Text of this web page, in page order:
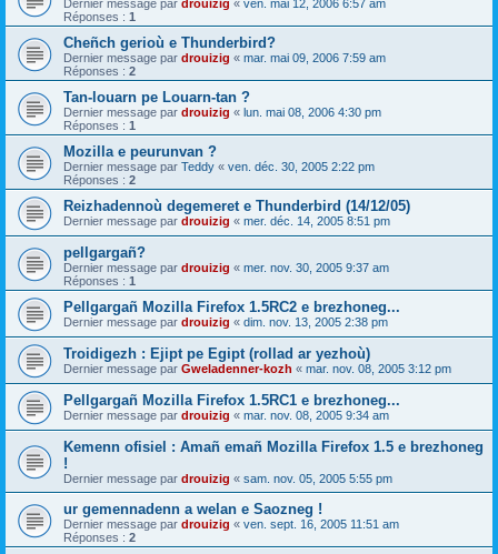
Dernier message par drouizig « ven. mai 12, 2006 6:57 am
Réponses : 1
Cheñch gerioù e Thunderbird?
Dernier message par drouizig « mar. mai 09, 2006 7:59 am
Réponses : 2
Tan-louarn pe Louarn-tan ?
Dernier message par drouizig « lun. mai 08, 2006 4:30 pm
Réponses : 1
Mozilla e peurunvan ?
Dernier message par Teddy « ven. déc. 30, 2005 2:22 pm
Réponses : 2
Reizhadennoù degemeret e Thunderbird (14/12/05)
Dernier message par drouizig « mer. déc. 14, 2005 8:51 pm
pellgargañ?
Dernier message par drouizig « mer. nov. 30, 2005 9:37 am
Réponses : 1
Pellgargañ Mozilla Firefox 1.5RC2 e brezhoneg...
Dernier message par drouizig « dim. nov. 13, 2005 2:38 pm
Troidigezh : Ejipt pe Egipt (rollad ar yezhoù)
Dernier message par Gweladenner-kozh « mar. nov. 08, 2005 3:12 pm
Pellgargañ Mozilla Firefox 1.5RC1 e brezhoneg...
Dernier message par drouizig « mar. nov. 08, 2005 9:34 am
Kemenn ofisiel : Amañ emañ Mozilla Firefox 1.5 e brezhoneg
!
Dernier message par drouizig « sam. nov. 05, 2005 5:55 pm
ur gemennadenn a welan e Saozneg !
Dernier message par drouizig « ven. sept. 16, 2005 11:51 am
Réponses : 2